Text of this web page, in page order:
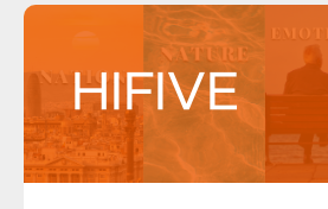
HIFIVE